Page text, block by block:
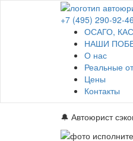
+7 (495) 290-92-46
ОСАГО,
НАШИ
О нас
Реальные
Цены
Контакты
🔔 Автоюрист